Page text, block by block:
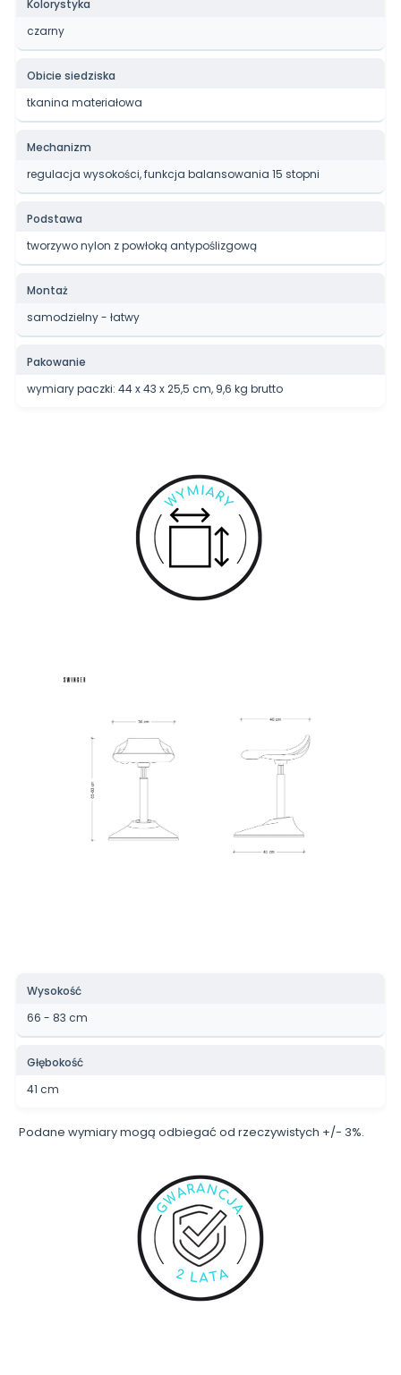
Kolorystyka
czarny
Obicie siedziska
tkanina materiałowa
Mechanizm
regulacja wysokości, funkcja balansowania 15 stopni
Podstawa
tworzywo nylon z powłoką antypoślizgową
Montaż
samodzielny - łatwy
Pakowanie
wymiary paczki: 44 x 43 x 25,5 cm, 9,6 kg brutto
Wysokość
66 - 83 cm
Głębokość
41 cm
Podane wymiary mogą odbiegać od rzeczywistych +/- 3%.